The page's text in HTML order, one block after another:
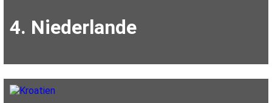
4. Niederlande